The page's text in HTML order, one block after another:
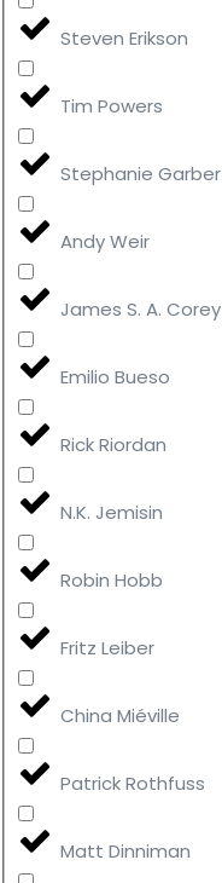
Steven Erikson
Tim Powers
Stephanie Garber
Andy Weir
James S. A. Corey
Emilio Bueso
Rick Riordan
N.K. Jemisin
Robin Hobb
Fritz Leiber
China Miéville
Patrick Rothfuss
Matt Dinniman